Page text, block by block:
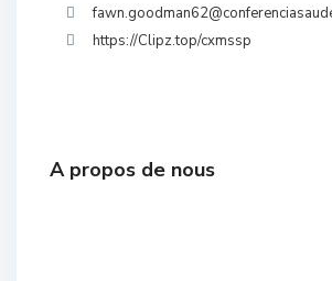
https://Clipz.top/cxmssp
A propos de nous